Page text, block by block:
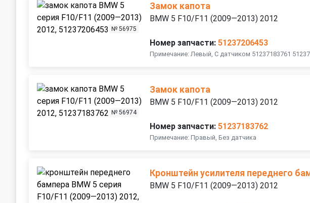
№ 56975
Замок капота
BMW 5 F10/F11 (2009—2013) 2012
Номер запчасти: 51237206453
Примечание: Левый, С датчиком 51237183761
№ 56974
Замок капота
BMW 5 F10/F11 (2009—2013) 2012
Номер запчасти: 51237183762
Примечание: Правый, Без датчика
Кронштейн усилителя переднего
BMW 5 F10/F11 (2009—2013) 2012